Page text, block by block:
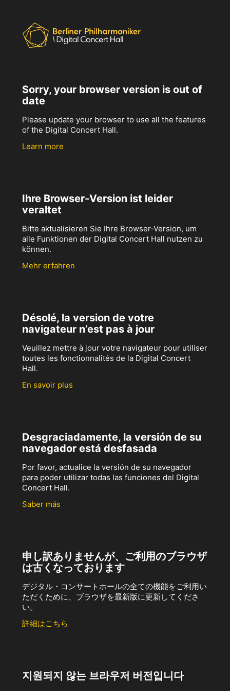
Sorry, your browser version is out of
date
Please update your browser to use all the features
of the Digital Concert Hall.
Learn more
Ihre Browser-Version ist leider
veraltet
Bitte aktualisieren Sie Ihre Browser-Version, um
alle Funktionen der Digital Concert Hall nutzen zu
können.
Mehr erfahren
Désolé, la version de votre
navigateur n’est pas à jour
Veuillez mettre à jour votre navigateur pour utiliser
toutes les fonctionnalités de la Digital Concert
Hall.
En savoir plus
Desgraciadamente, la versión de su
navegador está desfasada
Por favor, actualice la versión de su navegador
para poder utilizar todas las funciones del Digital
Concert Hall.
Saber más
申し訳ありませんが、ご利用のブラウザ
は古くなっております
デジタル・コンサートホールの全ての機能をご利用い
ただくために、ブラウザを最新版に更新してくださ
い。
詳細はこちら
지원되지 않는 브라우저 버전입니다